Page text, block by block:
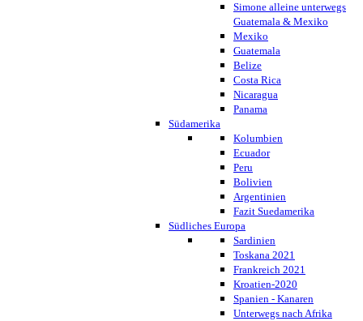
Simone alleine unterwegs
Guatemala & Mexiko
Mexiko
Guatemala
Belize
Costa Rica
Nicaragua
Panama
Südamerika
Kolumbien
Ecuador
Peru
Bolivien
Argentinien
Fazit Suedamerika
Südliches Europa
Sardinien
Toskana 2021
Frankreich 2021
Kroatien-2020
Spanien - Kanaren
Unterwegs nach Afrika